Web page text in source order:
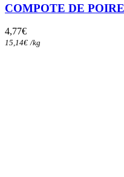
COMPOTE DE
4,77€
15,14€ /kg